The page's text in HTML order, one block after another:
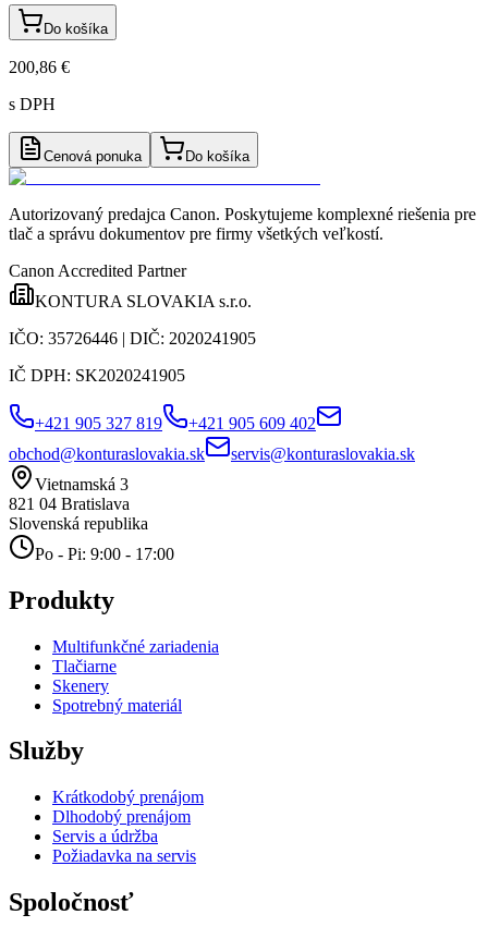
Do košíka
200,86 €
s DPH
Cenová ponuka Do košíka
Autorizovaný predajca Canon. Poskytujeme komplexné riešenia pre
tlač a správu dokumentov pre firmy všetkých veľkostí.
Canon Accredited Partner
KONTURA SLOVAKIA s.r.o.
IČO: 35726446 | DIČ: 2020241905
IČ DPH: SK2020241905
+421 905 327 819
+421 905 609 402
obchod@konturaslovakia.sk
servis@konturaslovakia.sk
Vietnamská 3
821 04 Bratislava
Slovenská republika
Po - Pi: 9:00 - 17:00
Produkty
Multifunkčné zariadenia
Tlačiarne
Skenery
Spotrebný materiál
Služby
Krátkodobý prenájom
Dlhodobý prenájom
Servis a údržba
Požiadavka na servis
Spoločnosť